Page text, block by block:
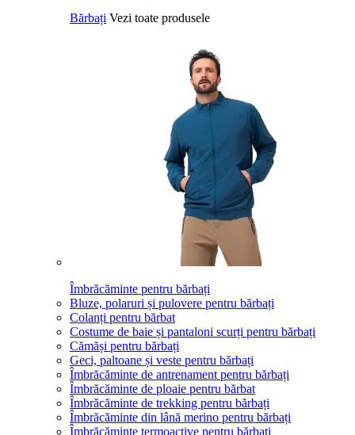
Bărbați Vezi toate produsele
Îmbrăcăminte pentru bărbați
Bluze, polaruri și pulovere pentru bărbați
Colanți pentru bărbat
Costume de baie și pantaloni scurți pentru bărbați
Cămăși pentru bărbați
Geci, paltoane și veste pentru bărbați
Îmbrăcăminte de antrenament pentru bărbați
Îmbrăcăminte de ploaie pentru bărbat
Îmbrăcăminte de trekking pentru bărbați
Îmbrăcăminte din lână merino pentru bărbați
Îmbrăcăminte termoactive pentru bărbați